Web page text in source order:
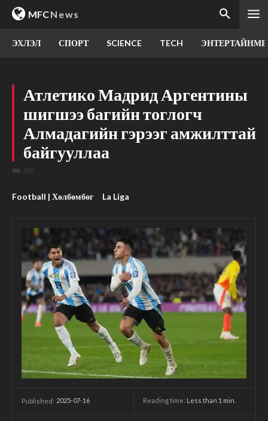
MFCNews
ЭХЛЭЛ СПОРТ SCIENCE TECH
Атлетико Мадрид Аргентины
шигшээ багийн тоглогч
Алмадагийн гэрээг амжилттай
байгууллаа
190
Football | Хөлбөмбөг La Liga
Published: 2025-07-16 Reading time: Less than 1 min.